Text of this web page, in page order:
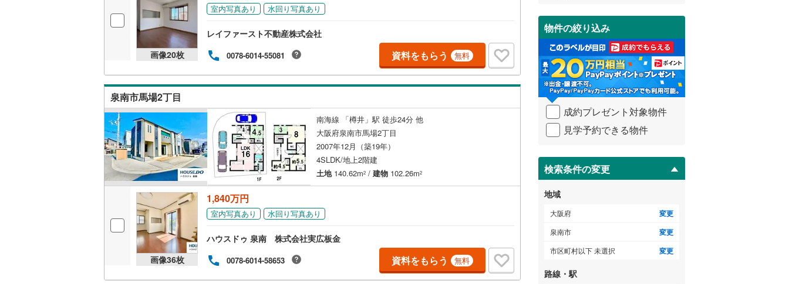
画像20枚
室内写真あり 水回り写真あり
レイファースト不動産株式会社
0078-6014-55081 資料をもらう 無料
泉南市馬場2丁目
南海線 「樽井」駅 徒歩24分 他
大阪府泉南市馬場2丁目
2007年12月（築19年）
4SLDK/地上2階建
土地140.62m2 / 建物 102.26m2
画像36枚
1,840万円
室内写真あり 水回り写真あり
ハウスドゥ 泉南 株式会社実広板金
0078-6014-58653 資料をもらう 無料
受
け
取
る
・
条
件
を
イ
ペ
ジ
に
保
存
す
る
物件の絞り込み
成約プレゼント対象物件
見学予約できる物件
検索条件の変更
地域
大阪府 変更
泉南市 変更
市区町村以下 未選択 変更
路線・駅
該当物件 件
枚方市(224)
八尾市(53) 泉佐野市(7)
寝屋川市(105) 河内長野市(67)
松原市(79) 大東市(44) 和泉市(26)
箕面市(45) 柏原市(37) 羽曳野市(89)
門真市(84 摂津市 高石市(10)
藤井寺市( 44) 泉南市(40)
四條畷市(32 ) 交野市(28 大阪狭山市(20)
阪南市
豊能郡豊能町
豊能郡能勢町(2)
泉南郡田尻町(1) 泉南郡岬町(15) 南河内郡太子町(11
南河内郡河南町
9) 南河内郡千早赤阪村(5)
該当物件 件
該当物件 件
南海多奈川線(0)
阪堺電気軌道上町線(0) 南海汐見橋線(0)
南海泉北線(0) OsakaMetroニュートラム 大阪モノレール線(0)
国際文化公園都市モノレール(0) 北大阪急行電鉄(0) 水間鉄道(0)
該当物件 件
該当物件 件
角地（2） 南道路（5）
リビングダイニング15畳以上
（ 9）
キッチン
独立型キッチン（0） 対面キッチン（11）
販売、価格、契約、入居関連など
即入居可能 （1）
浴室
該当物件 件